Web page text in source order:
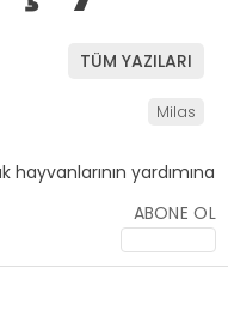
TÜM YAZILARI
Milas
ABONE OL